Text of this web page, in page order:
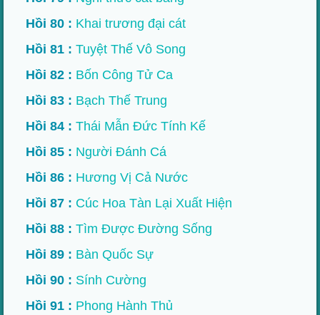
Hồi 80 : Khai trương đại cát
Hồi 81 : Tuyệt Thế Vô Song
Hồi 82 : Bốn Công Tử Ca​
Hồi 83 : Bạch Thế Trung​
Hồi 84 : Thái Mẫn Đức Tính Kế​
Hồi 85 : Người Đánh Cá​
Hồi 86 : Hương Vị Cả Nước​
Hồi 87 : Cúc Hoa Tàn Lại Xuất Hiện​
Hồi 88 : Tìm Được Đường Sống
Hồi 89 : Bàn Quốc Sự
Hồi 90 : Sính Cường
Hồi 91 : Phong Hành Thủ​